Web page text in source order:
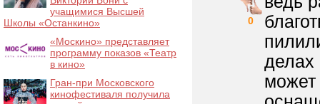
0
делах
может
учащимися Высшей
Школы «Останкино»
«Москино» представляет
программу показов «Театр
в кино»
Гран-при Московского
кинофестиваля получила